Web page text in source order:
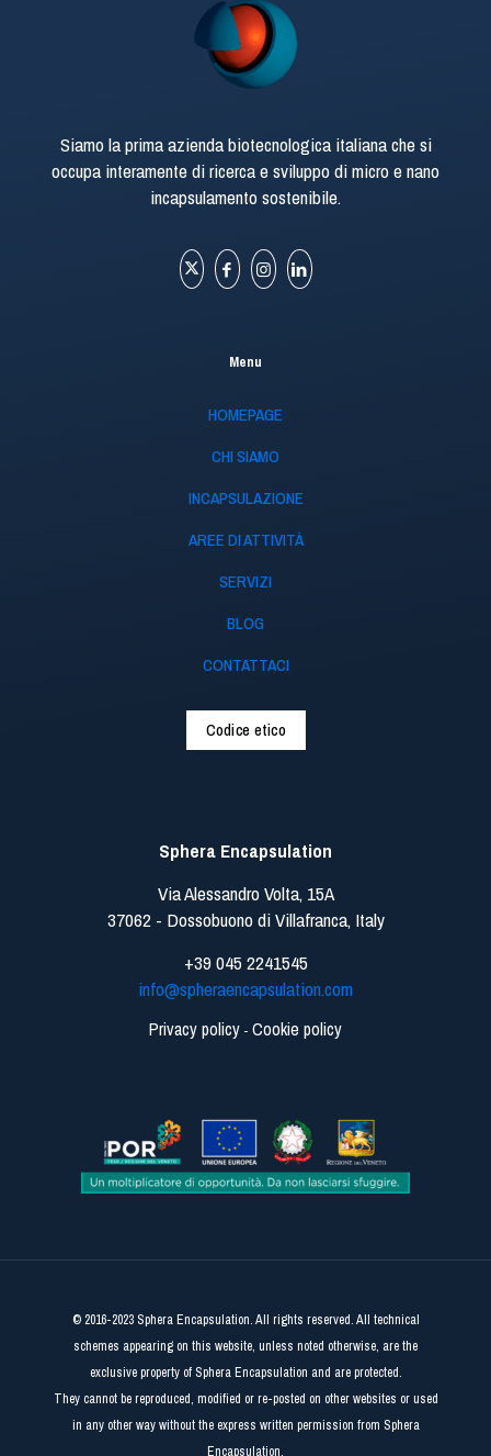
Siamo la prima azienda biotecnologica italiana che si
occupa interamente di ricerca e sviluppo di micro e nano
incapsulamento sostenibile.
Menu
HOMEPAGE
CHI SIAMO
INCAPSULAZIONE
AREE DI ATTIVITÀ
SERVIZI
BLOG
CONTATTACI
Codice etico
Sphera Encapsulation
Via Alessandro Volta, 15A
37062 - Dossobuono di Villafranca, Italy
+39 045 2241545
info@spheraencapsulation.com
Privacy policy - Cookie policy
© 2016-2023 Sphera Encapsulation. All rights reserved. All technical
schemes appearing on this website, unless noted otherwise, are the
exclusive property of Sphera Encapsulation and are protected.
They cannot be reproduced, modified or re-posted on other websites or used
in any other way without the express written permission from Sphera
Encapsulation.